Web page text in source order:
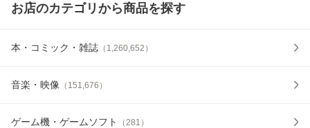
お店のカテゴリから商品を探す
本・コミック・雑誌 （ 1,260,652 ）
音楽・映像 （ 151,676 ）
ゲーム機・ゲームソフト （281 ）